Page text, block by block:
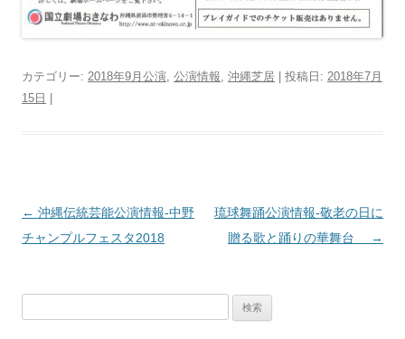
カテゴリー: 2018年9月公演, 公演情報, 沖縄芝居 | 投稿日: 2018年7月
15日
投
稿
← 沖縄伝統芸能公演情報‐中野
チャンプルフェスタ2018
琉球舞踊公演情報‐敬老の日に
贈る歌と踊りの華舞台
→